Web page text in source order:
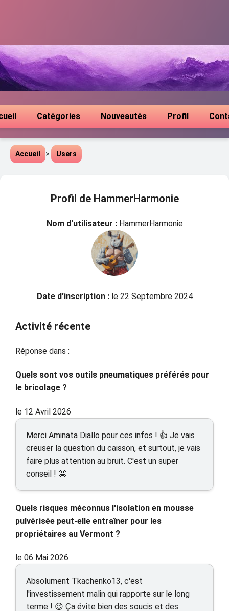
Catégories Nouveautés Profil
Accueil > Users
Profil de HammerHarmonie
Nom d'utilisateur :HammerHarmonie
Date d'inscription :le 22 Septembre 2024
Activité récente
Réponse dans :
Quels sont vos outils pneumatiques préférés pour
le bricolage ?
le 12 Avril 2026
Merci Aminata Diallo pour ces infos ! 👍 Je vais
creuser la question du caisson, et surtout, je vais
faire plus attention au bruit. C'est un super
conseil ! 🤩
Quels risques méconnus l'isolation en mousse
pulvérisée peut-elle entraîner pour les
propriétaires au Vermont ?
le 06 Mai 2026
Absolument Tkachenko13, c'est
l'investissement malin qui rapporte sur le long
terme ! 😉 Ça évite bien des soucis et des